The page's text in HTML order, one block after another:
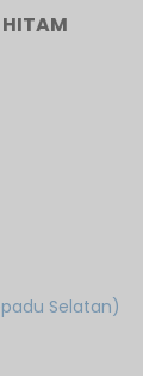
HITAM
Selatan)